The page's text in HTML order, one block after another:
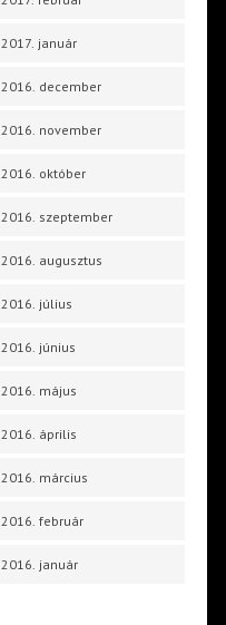
2017. január
2016. december
2016. november
2016. október
2016. szeptember
2016. augusztus
2016. július
2016. június
2016. május
2016. április
2016. március
2016. február
2016. január